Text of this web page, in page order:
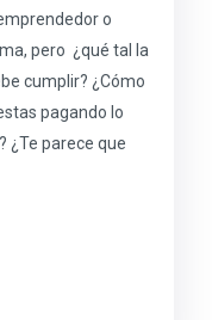
o
pero ¿qué tal la
cumplir? ¿Cómo
pagando lo
¿Te parece que